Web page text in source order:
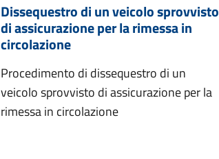
Dissequestro di un veicolo sprovvisto
di assicurazione per la rimessa in
circolazione
Procedimento di dissequestro di un
veicolo sprovvisto di assicurazione per la
rimessa in circolazione